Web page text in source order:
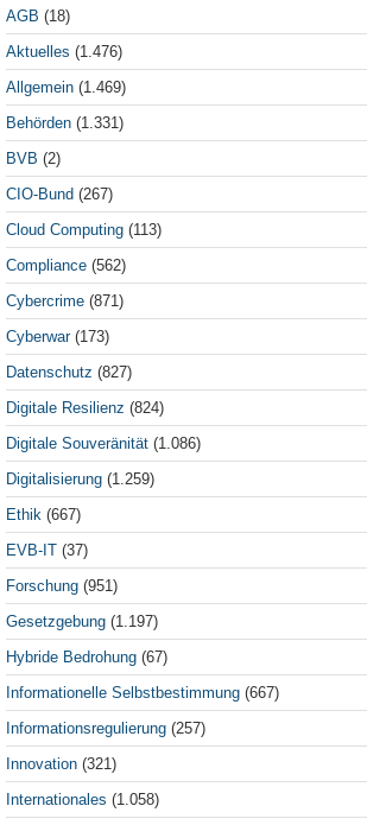
AGB (18)
Aktuelles (1.476)
Allgemein (1.469)
Behörden (1.331)
BVB (2)
CIO-Bund (267)
Cloud Computing (113)
Compliance (562)
Cybercrime (871)
Cyberwar(173)
Datenschutz (827)
Digitale Resilienz (824)
Digitale Souveränität (1.086)
Digitalisierung (1.259)
Ethik (667)
EVB-IT (37)
Forschung (951)
Gesetzgebung (1.197)
Hybride Bedrohung (67)
Informationelle Selbstbestimmung (667)
Informationsregulierung (257)
Innovation (321)
Internationales (1.058)